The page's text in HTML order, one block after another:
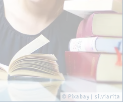
© Pixa­bay | sil­via­ri­ta